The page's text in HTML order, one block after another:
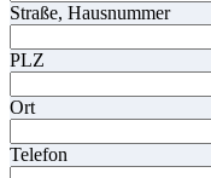
Straße, Hausnummer
PLZ
Ort
Telefon